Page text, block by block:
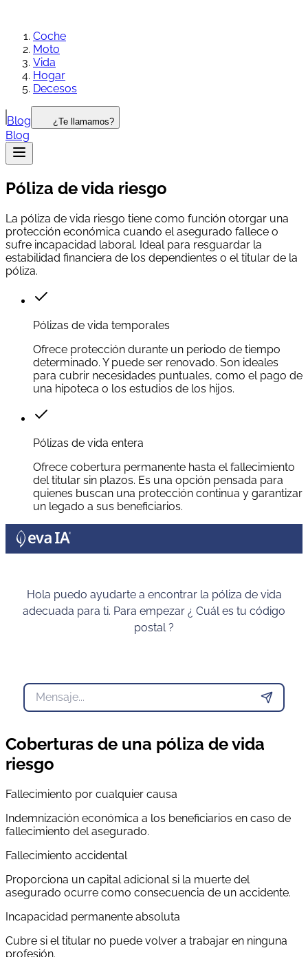
Coche
Moto
Vida
Hogar
Decesos
Blog ¿Te llamamos?
Blog
Póliza de vida riesgo
La póliza de vida riesgo tiene como función otorgar una
protección económica cuando el asegurado fallece o
sufre incapacidad laboral. Ideal para resguardar la
estabilidad financiera de los dependientes o el titular de la
póliza.
Pólizas de vida temporales
Ofrece protección durante un periodo de tiempo
determinado. Y puede ser renovado. Son ideales
para cubrir necesidades puntuales, como el pago de
una hipoteca o los estudios de los hijos.
Pólizas de vida entera
Ofrece cobertura permanente hasta el fallecimiento
del titular sin plazos. Es una opción pensada para
quienes buscan una protección continua y garantizar
un legado a sus beneficiarios.
Hola puedo ayudarte a encontrar la póliza de vida
adecuada para ti. Para empezar ¿ Cuál es tu código
postal ?
Coberturas de una póliza de vida
riesgo
Fallecimiento por cualquier causa
Indemnización económica a los beneficiarios en caso de
fallecimiento del asegurado.
Fallecimiento accidental
Proporciona un capital adicional si la muerte del
asegurado ocurre como consecuencia de un accidente.
Incapacidad permanente absoluta
Cubre si el titular no puede volver a trabajar en ninguna
profesión.